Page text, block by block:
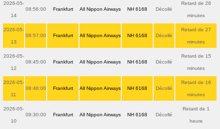
2026-05-
14
08:56:00 Frankfurt All Nippon Airways NH 6168 Décollé
Retard de 26
minutes
2026-05-
13
08:57:00 Frankfurt All Nippon Airways NH 6168 Décollé
Retard de 27
minutes
2026-05-
12
08:45:00 Frankfurt All Nippon Airways NH 6168 Décollé
Retard de 15
minutes
2026-05-
11
08:46:00 Frankfurt All Nippon Airways NH 6168 Décollé
Retard de 16
minutes
2026-05-
10
09:30:00 Frankfurt All Nippon Airways NH 6168 Décollé
Retard de 1
heure